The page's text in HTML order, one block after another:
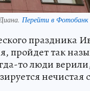
Перейти в
праздника
пройдет так
то люди
нечистая